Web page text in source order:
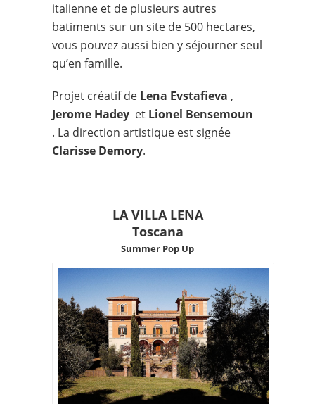
italienne et de plusieurs autres
batiments sur un site de 500 hectares,
vous pouvez aussi bien y séjourner seul
qu’en famille.
Projet créatif de Lena Evstafieva ,
Jerome Hadey et Lionel Bensemoun
. La direction artistique est signée
Clarisse Demory.
LA VILLA LENA
Toscana
Summer Pop Up